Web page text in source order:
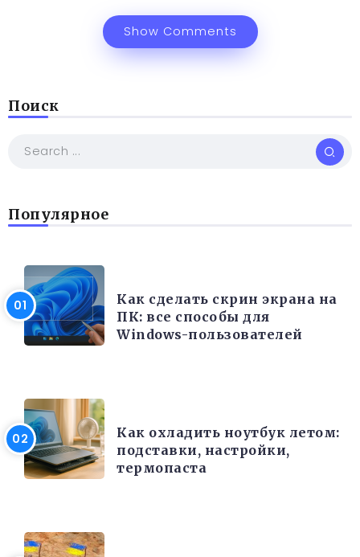
Show Comments
Поиск
Популярное
Как сделать скрин экрана на
ПК: все способы для
Windows-пользователей
Как охладить ноутбук летом:
подставки, настройки,
термопаста